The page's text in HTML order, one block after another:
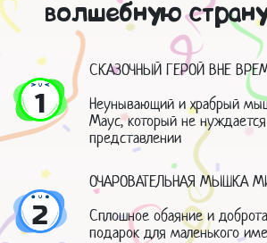
волшебную
1
СКАЗОЧНЫЙ ГЕРОЙ ВНЕ
Неунывающий и храбрый
Маус, который не
представлении
2
ОЧАРОВАТЕЛЬНАЯ МЫШКА
Сплошное обаяние и
подарок для маленького